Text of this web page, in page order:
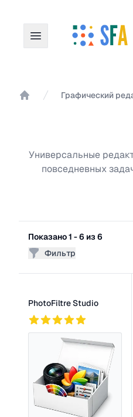
Графический
Универсальные
повседневных
Показано 1 - 6 из 6
Фильтр
PhotoFiltre Studio